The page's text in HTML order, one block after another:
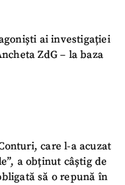
ai investigației
ZdG – la baza
care l-a acuzat
a obținut câștig de
să o repună în